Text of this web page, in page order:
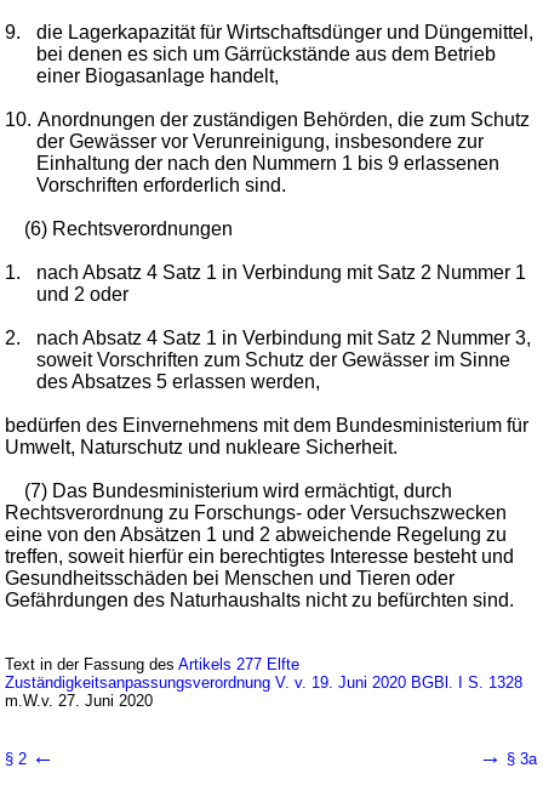
9.
die Lagerkapazität für Wirtschaftsdünger und Düngemittel,
bei denen es sich um Gärrückstände aus dem Betrieb
einer Biogasanlage handelt,
10. Anordnungen der zuständigen Behörden, die zum Schutz
der Gewässer vor Verunreinigung, insbesondere zur
Einhaltung der nach den Nummern 1 bis 9 erlassenen
Vorschriften erforderlich sind.
(6) Rechtsverordnungen
1.
nach Absatz 4 Satz 1 in Verbindung mit Satz 2 Nummer 1
und 2 oder
2.
nach Absatz 4 Satz 1 in Verbindung mit Satz 2 Nummer 3,
soweit Vorschriften zum Schutz der Gewässer im Sinne
des Absatzes 5 erlassen werden,
bedürfen des Einvernehmens mit dem Bundesministerium für
Umwelt, Naturschutz und nukleare Sicherheit.
(7) Das Bundesministerium wird ermächtigt, durch
Rechtsverordnung zu Forschungs- oder Versuchszwecken
eine von den Absätzen 1 und 2 abweichende Regelung zu
treffen, soweit hierfür ein berechtigtes Interesse besteht und
Gesundheitsschäden bei Menschen und Tieren oder
Gefährdungen des Naturhaushalts nicht zu befürchten sind.
Text in der Fassung desArtikels 277 Elfte
Zuständigkeitsanpassungsverordnung V. v. 19. Juni 2020 BGBl. I S. 1328
m.W.v. 27. Juni 2020
§ 2 ← → § 3a